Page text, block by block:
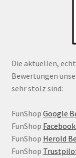
Die aktuellen,
Bewertungen
sehr stolz sind:
FunShop Google
FunShop
FunShop Herold
FunShop